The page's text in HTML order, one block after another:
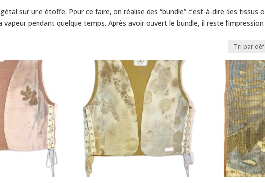
sur une étoffe. Pour ce faire, on réalise des “bundle” c’est-à-dire des tissus
pendant quelque temps. Après avoir ouvert le bundle, il reste l’impression